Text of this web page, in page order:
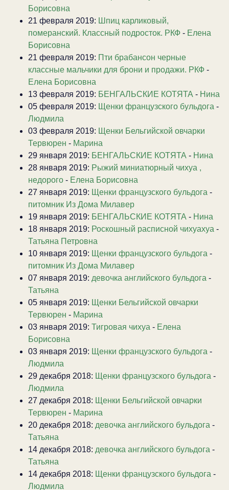
Борисовна
21 февраля 2019: Шпиц карликовый,
померанский. Классный подросток. РКФ - Елена
Борисовна
21 февраля 2019: Пти брабансон черные
классные мальчики для брони и продажи. РКФ -
Елена Борисовна
13 февраля 2019: БЕНГАЛЬСКИЕ КОТЯТА - Нина
05 февраля 2019: Щенки французского бульдога -
Людмила
03 февраля 2019: Щенки Бельгийской овчарки
Тервюрен - Марина
29 января 2019: БЕНГАЛЬСКИЕ КОТЯТА - Нина
28 января 2019: Рыжий миниатюрный чихуа ,
недорого - Елена Борисовна
27 января 2019: Щенки французского бульдога -
питомник Из Дома Милавер
19 января 2019: БЕНГАЛЬСКИЕ КОТЯТА - Нина
18 января 2019: Роскошный расписной чихуахуа -
Татьяна Петровна
10 января 2019: Щенки французского бульдога -
питомник Из Дома Милавер
07 января 2019: девочка английского бульдога -
Татьяна
05 января 2019: Щенки Бельгийской овчарки
Тервюрен - Марина
03 января 2019: Тигровая чихуа - Елена
Борисовна
03 января 2019: Щенки французского бульдога -
Людмила
29 декабря 2018: Щенки французского бульдога -
Людмила
27 декабря 2018: Щенки Бельгийской овчарки
Тервюрен - Марина
20 декабря 2018: девочка английского бульдога -
Татьяна
14 декабря 2018: девочка английского бульдога -
Татьяна
14 декабря 2018: Щенки французского бульдога -
Людмила